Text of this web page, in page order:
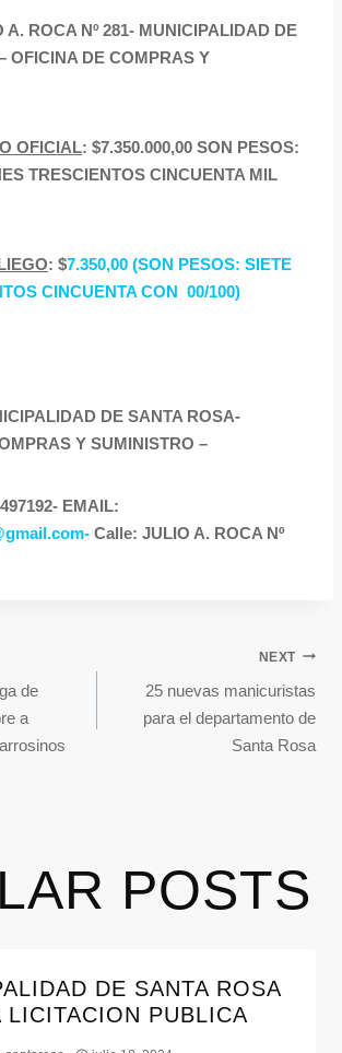
A. ROCA Nº 281- MUNICIPALIDAD DE
OFICINA DE COMPRAS Y
OFICIAL: $7.350.000,00 SON PESOS:
TRESCIENTOS CINCUENTA MIL
: $7.350,00 (SON PESOS: SIETE
CINCUENTA CON 00/100)
DE SANTA ROSA-
Y SUMINISTRO –
EMAIL:
Calle: JULIO A. ROCA Nº
de
a
NEXT
25 nuevas manicuristas
para el departamento de
Santa Rosa
POSTS
DE SANTA ROSA
LICITACION PUBLICA